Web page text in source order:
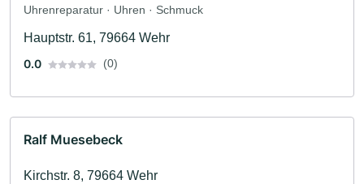
Uhrenreparatur · Uhren · Schmuck
Hauptstr. 61, 79664 Wehr
0.0
(0)
Ralf Muesebeck
Kirchstr. 8, 79664 Wehr